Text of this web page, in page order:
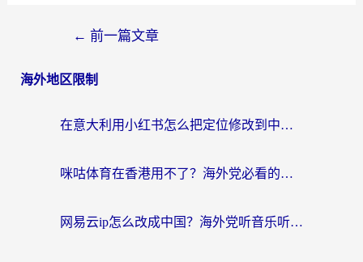
← 前一篇文章
海外地区限制
在意大利用小红书怎么把定位修改到中国国内？3个实用技巧+1个靠谱工具帮你搞定
咪咕体育在香港用不了？海外党必看的回国加速器选择指南（附3个真实场景解决方案）
网易云ip怎么改成中国？海外党听音乐听书的无痛解决方案